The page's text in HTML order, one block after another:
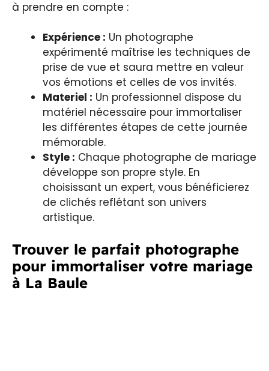
à prendre en compte :
Expérience : Un photographe
expérimenté maîtrise les techniques de
prise de vue et saura mettre en valeur
vos émotions et celles de vos invités.
Materiel : Un professionnel dispose du
matériel nécessaire pour immortaliser
les différentes étapes de cette journée
mémorable.
Style : Chaque photographe de mariage
développe son propre style. En
choisissant un expert, vous bénéficierez
de clichés reflétant son univers
artistique.
Trouver le parfait photographe
pour immortaliser votre mariage
à La Baule